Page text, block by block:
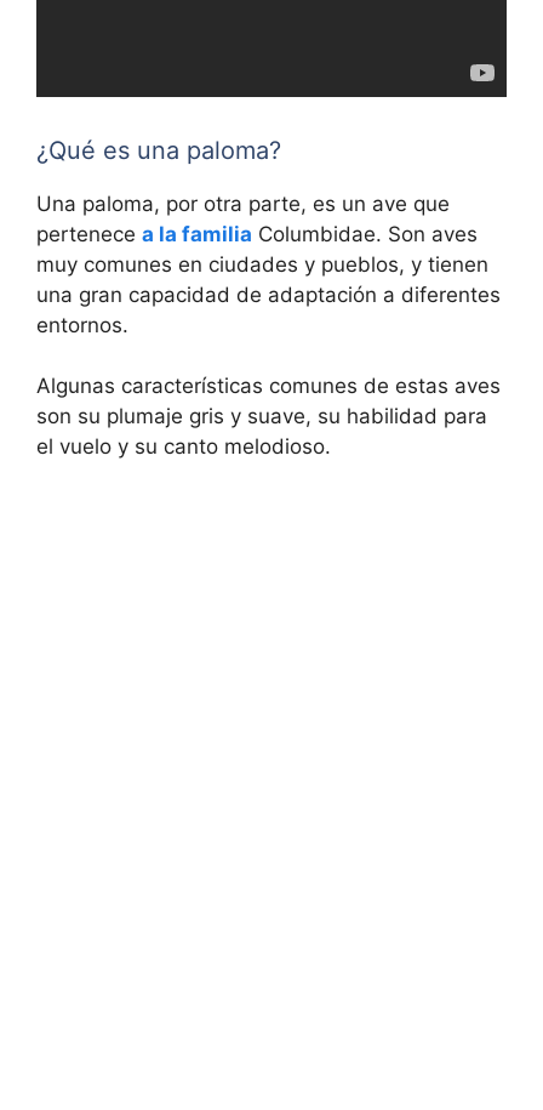
¿Qué es una paloma?
Una paloma, por otra parte, es un ave que
pertenece a la familia Columbidae. Son aves
muy comunes en ciudades y pueblos, y tienen
una gran capacidad de adaptación a diferentes
entornos.
Algunas características comunes de estas aves
son su plumaje gris y suave, su habilidad para
el vuelo y su canto melodioso.